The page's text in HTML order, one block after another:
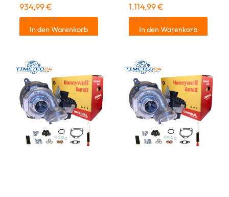
934,99€
inkl. 19 % MwSt.
In den Warenkorb
1.114,99€
inkl. 19 % MwSt.
In den Warenkorb